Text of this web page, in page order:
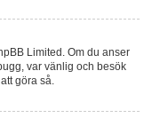
Limited. Om du anser
var vänlig och besök
göra så.